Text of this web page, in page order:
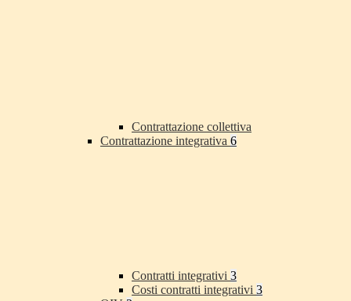
Contrattazione collettiva
Contrattazione integrativa 6
Contratti integrativi 3
Costi contratti integrativi 3